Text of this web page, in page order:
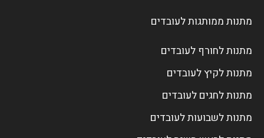
מתנות ממותגות לעובדים
מתנות לחורף לעובדים
מתנות לקיץ לעובדים
מתנות לחגים לעובדים
מתנות לשבועות לעובדים